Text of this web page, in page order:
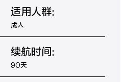
适用人群:
成人
续航时间:
90天